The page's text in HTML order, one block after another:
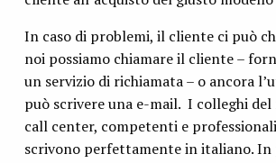
In caso di problemi, il cliente ci può
noi possiamo chiamare il cliente –
un servizio di richiamata – o ancora
può scrivere una e-mail. I colleghi
call center, competenti e
scrivono perfettamente in italiano. In